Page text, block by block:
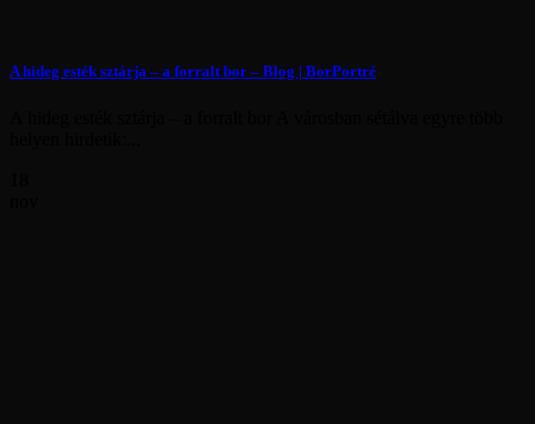
A hideg esték sztárja – a forralt bor – Blog | BorPortré